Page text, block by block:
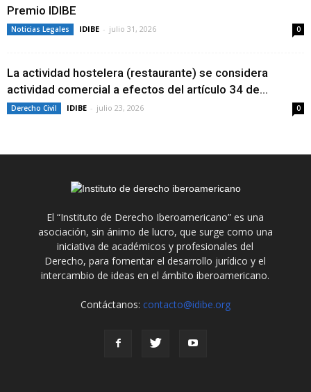
Premio IDIBE
Noticias Legales IDIBE - julio 31, 2026 0
La actividad hostelera (restaurante) se considera
actividad comercial a efectos del artículo 34 de...
Derecho Civil IDIBE - julio 23, 2026 0
El “Instituto de Derecho Iberoamericano” es una
asociación, sin ánimo de lucro, que surge como una
iniciativa de académicos y profesionales del
Derecho, para fomentar el desarrollo jurídico y el
intercambio de ideas en el ámbito iberoamericano.
Contáctanos: contacto@idibe.org